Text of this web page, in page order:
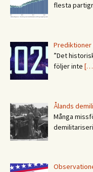
flesta
Prediktioner
”Det
följer inte
Ålands
Många